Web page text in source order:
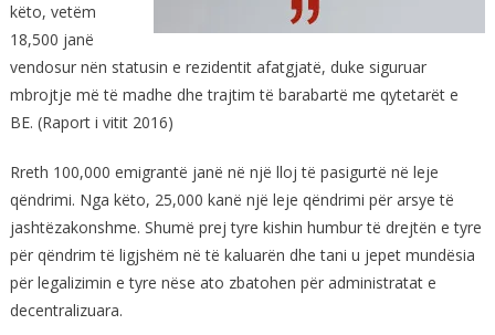
këto, vetëm
18,500 janë
vendosur nën statusin e rezidentit afatgjatë, duke siguruar
mbrojtje më të madhe dhe trajtim të barabartë me qytetarët e
BE. (Raport i vitit 2016)
Rreth 100,000 emigrantë janë në një lloj të pasigurtë në leje
qëndrimi. Nga këto, 25,000 kanë një leje qëndrimi për arsye të
jashtëzakonshme. Shumë prej tyre kishin humbur të drejtën e tyre
për qëndrim të ligjshëm në të kaluarën dhe tani u jepet mundësia
për legalizimin e tyre nëse ato zbatohen për administratat e
decentralizuara.